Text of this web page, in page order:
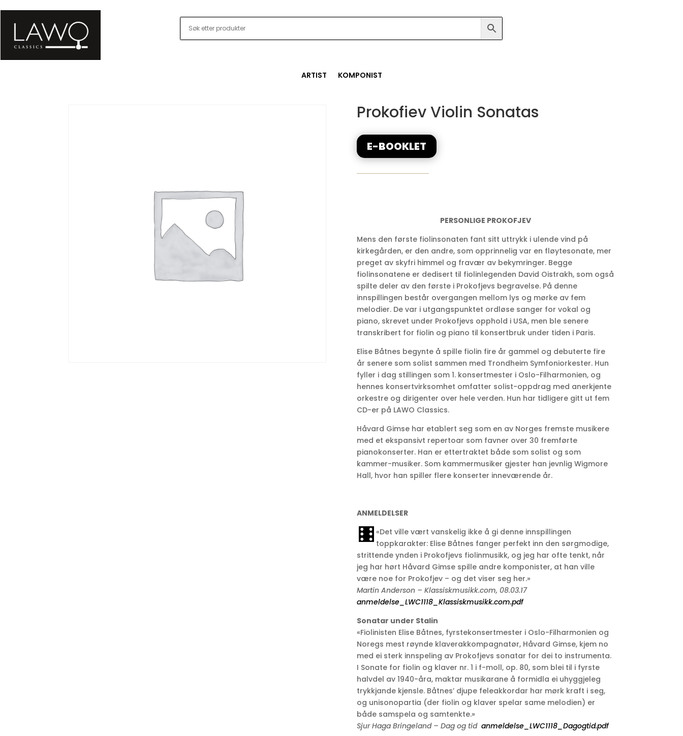
ARTIST KOMPONIST
Prokofiev Violin Sonatas
E-BOOKLET
PERSONLIGE PROKOFJEV
Mens den første fiolinsonaten fant sitt uttrykk i ulende vind på
kirkegården, er den andre, som opprinnelig var en fløytesonate, mer
preget av skyfri himmel og fravær av bekymringer. Begge
fiolinsonatene er dedisert til fiolinlegenden David Oistrakh, som også
spilte deler av den første i Prokofjevs begravelse. På denne
innspillingen består overgangen mellom lys og mørke av fem
melodier. De var i utgangspunktet ordløse sanger for vokal og
piano, skrevet under Prokofjevs opphold i USA, men ble senere
transkribert for fiolin og piano til konsertbruk under tiden i Paris.
Elise Båtnes begynte å spille fiolin fire år gammel og debuterte fire
år senere som solist sammen med Trondheim Symfoniorkester. Hun
fyller i dag stillingen som 1. konsertmester i Oslo-Filharmonien, og
hennes konsertvirksomhet omfatter solist-oppdrag med anerkjente
orkestre og dirigenter over hele verden. Hun har tidligere gitt ut fem
CD-er på LAWO Classics.
Håvard Gimse har etablert seg som en av Norges fremste musikere
med et ekspansivt repertoar som favner over 30 fremførte
pianokonserter. Han er ettertraktet både som solist og som
kammer-musiker. Som kammermusiker gjester han jevnlig Wigmore
Hall, hvor han spiller flere konserter inneværende år.
ANMELDELSER
«Det ville vært vanskelig ikke å gi denne innspillingen
toppkarakter: Elise Båtnes fanger perfekt inn den sørgmodige,
strittende ynden i Prokofjevs fiolinmusikk, og jeg har ofte tenkt, når
jeg har hørt Håvard Gimse spille andre komponister, at han ville
være noe for Prokofjev – og det viser seg her.»
Martin Anderson – Klassiskmusikk.com, 08.03.17
anmeldelse_LWC1118_Klassiskmusikk.com.pdf
Sonatar under Stalin
«Fiolinisten Elise Båtnes, fyrstekonsertmester i Oslo-Filharmonien og
Noregs mest røynde klaverakkompagnatør, Håvard Gimse, kjem no
med ei sterk innspeling av Prokofjevs sonatar for dei to instrumenta.
I Sonate for fiolin og klaver nr. 1 i f-moll, op. 80, som blei til i fyrste
halvdel av 1940-åra, maktar musikarane å formidla ei uhyggjeleg
trykkjande kjensle. Båtnes’ djupe feleakkordar har mørk kraft i seg,
og unisonopartia (der fiolin og klaver spelar same melodien) er
både samspela og samtenkte.»
Sjur Haga Bringeland – Dag og tid anmeldelse_LWC1118_Dagogtid.pdf